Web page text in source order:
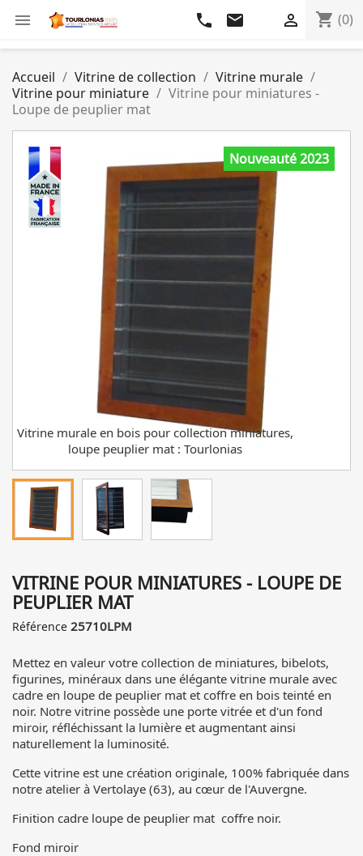
 shopping_cart (0)

phone email
Accueil Vitrine de collection
Vitrine murale
Vitrine pour miniature
Vitrine pour miniatures -
Loupe de peuplier mat
Nouveauté 2023
Vitrine murale en bois pour collection miniatures,
loupe peuplier mat : Tourlonias
VITRINE POUR MINIATURES - LOUPE DE
PEUPLIER MAT
Référence 25710LPM
Mettez en valeur votre collection de miniatures, bibelots,
figurines, minéraux dans une élégante vitrine murale avec
cadre en loupe de peuplier mat et coffre en bois teinté en
noir. Notre vitrine possède une porte vitrée et d'un fond
miroir, réfléchissant la lumière et augmentant ainsi
naturellement la luminosité.
Cette vitrine est une création originale, 100% fabriquée dans
notre atelier à Vertolaye (63), au cœur de l'Auvergne.
Finition cadre loupe de peuplier mat coffre noir.
Fond miroir